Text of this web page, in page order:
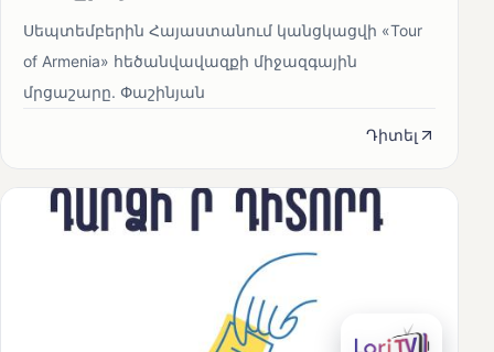
Սեպտեմբերին Հայաստանում կանցկացվի «Tour
of Armenia» հեծանվավազքի միջազգային
մրցաշարը. Փաշինյան
Դիտել